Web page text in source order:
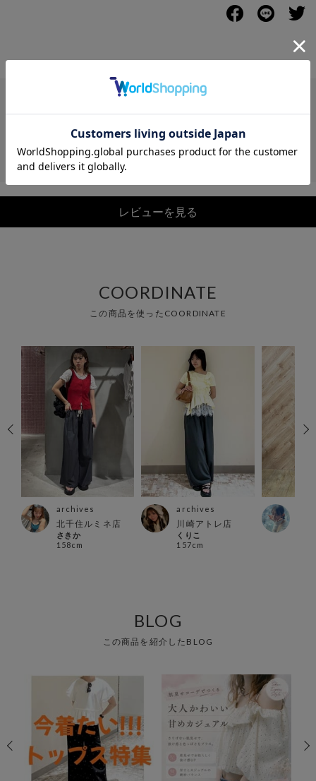
レビュー
レビューを見る
COORDINATE
この商品を使ったCOORDINATE
archives
北千住ルミネ店
さきか
158cm
archives
川崎アトレ店
くりこ
157cm
BLOG
この商品を紹介したBLOG